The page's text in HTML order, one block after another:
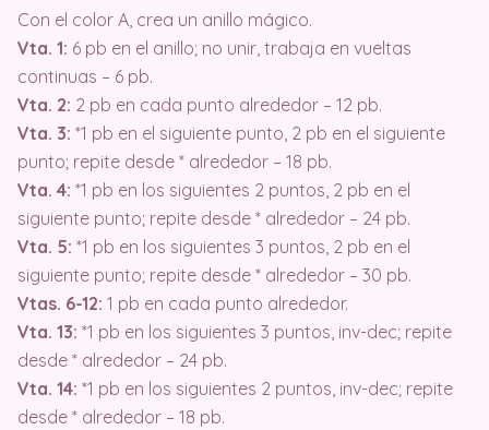
Con el color A, crea un anillo mágico.
Vta. 1: 6 pb en el anillo; no unir, trabaja en vueltas
continuas – 6 pb.
Vta. 2: 2 pb en cada punto alrededor – 12 pb.
Vta. 3: *1 pb en el siguiente punto, 2 pb en el siguiente
punto; repite desde * alrededor – 18 pb.
Vta. 4: *1 pb en los siguientes 2 puntos, 2 pb en el
siguiente punto; repite desde * alrededor – 24 pb.
Vta. 5: *1 pb en los siguientes 3 puntos, 2 pb en el
siguiente punto; repite desde * alrededor – 30 pb.
Vtas. 6-12: 1 pb en cada punto alrededor.
Vta. 13: *1 pb en los siguientes 3 puntos, inv-dec; repite
desde * alrededor – 24 pb.
Vta. 14: *1 pb en los siguientes 2 puntos, inv-dec; repite
desde * alrededor – 18 pb.